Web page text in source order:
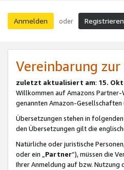
Anmelden oder Registrieren
Vereinbarung
zuletzt aktualisiert am: 15.
Willkommen auf Amazons Partner-
genannten Amazon-Gesellschaften
Übersetzungen stehen in
den Übersetzungen gilt die
Natürliche oder juristische
oder ein „Partner“), müssen die
Ihrer Anmeldung auf bzw. Nutzung